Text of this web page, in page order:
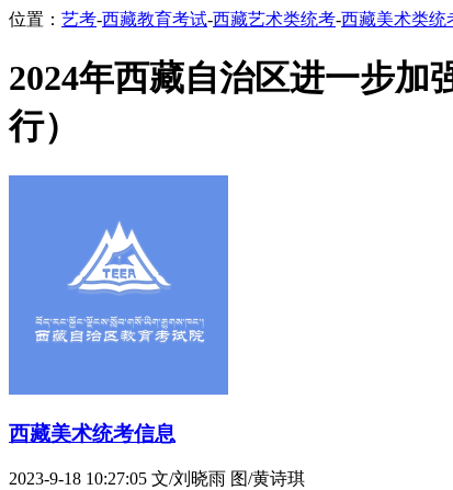
位置： 艺考-西藏教育考试-西藏艺术类统考-西藏美术类统
2024年西藏自治区进一步
行）
西藏美术统考信息
2023-9-18 10:27:05 文/刘晓雨 图/黄诗琪